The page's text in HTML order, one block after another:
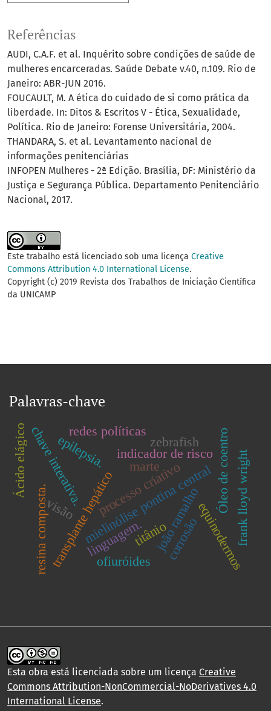
Referências
AUDI, C.A.F. et al. Inquérito sobre condições de saúde de
mulheres encarceradas. Saúde Debate v.40, n.109. Rio de
Janeiro: ABR-JUN 2016.
FOUCAULT, M. A ética do cuidado de si como prática da
liberdade. In: Ditos & Escritos V - Ética, Sexualidade,
Política. Rio de Janeiro: Forense Universitária, 2004.
THANDARA, S. et al. Levantamento nacional de
informações penitenciárias
INFOPEN Mulheres - 2ª Edição. Brasília, DF: Ministério da
Justiça e Segurança Pública. Departamento Penitenciário
Nacional, 2017.
Este trabalho está licenciado sob uma licença Creative
Commons Attribution 4.0 International License.
Copyright (c) 2019 Revista dos Trabalhos de Iniciação Científica
da UNICAMP
Palavras-chave
mielinólise pontina central
transplante hepáticoprocesso criativo
joão ramalho
indicador de risco
linguagem.
ofiuróides equinodermos
chave interativa. zebrafish
epilepsia.
redes políticas
Ácido elágico
resina composta.
Óleo de coentrofrank lloyd wright
titâniocorrosão
marte
visão
Esta obra está licenciada sobre um licença Creative
Commons Attribution-NonCommercial-NoDerivatives 4.0
International License.